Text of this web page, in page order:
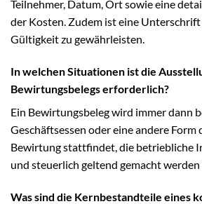
Teilnehmer, Datum, Ort sowie eine
der Kosten. Zudem ist eine
Gültigkeit zu gewährleisten.
In welchen Situationen ist die
Bewirtungsbelegs erforderlich?
Ein Bewirtungsbeleg wird immer dann
Geschäftsessen oder eine andere Form
Bewirtung stattfindet, die betriebliche
und steuerlich geltend gemacht werden
Was sind die Kernbestandteile eines